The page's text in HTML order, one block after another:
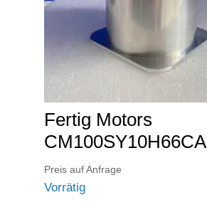
Fertig Motors
Preis auf Anfrage
Vorrätig